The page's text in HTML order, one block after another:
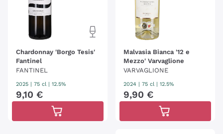
Chardonnay 'Borgo Tesis'
Fantinel
FANTINEL
2025 | 75 cl | 12.5%
9,10 €
Malvasia Bianca '12 e
Mezzo' Varvaglione
VARVAGLIONE
2024 | 75 cl | 12.5%
9,90 €